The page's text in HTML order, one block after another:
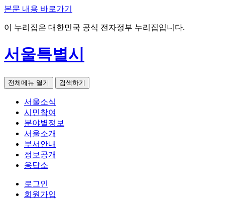
본문 내용 바로가기
이 누리집은 대한민국 공식 전자정부 누리집입니다.
서울특별시
전체메뉴 열기 검색하기
서울소식
시민참여
분야별정보
서울소개
부서안내
정보공개
응답소
로그인
회원가입